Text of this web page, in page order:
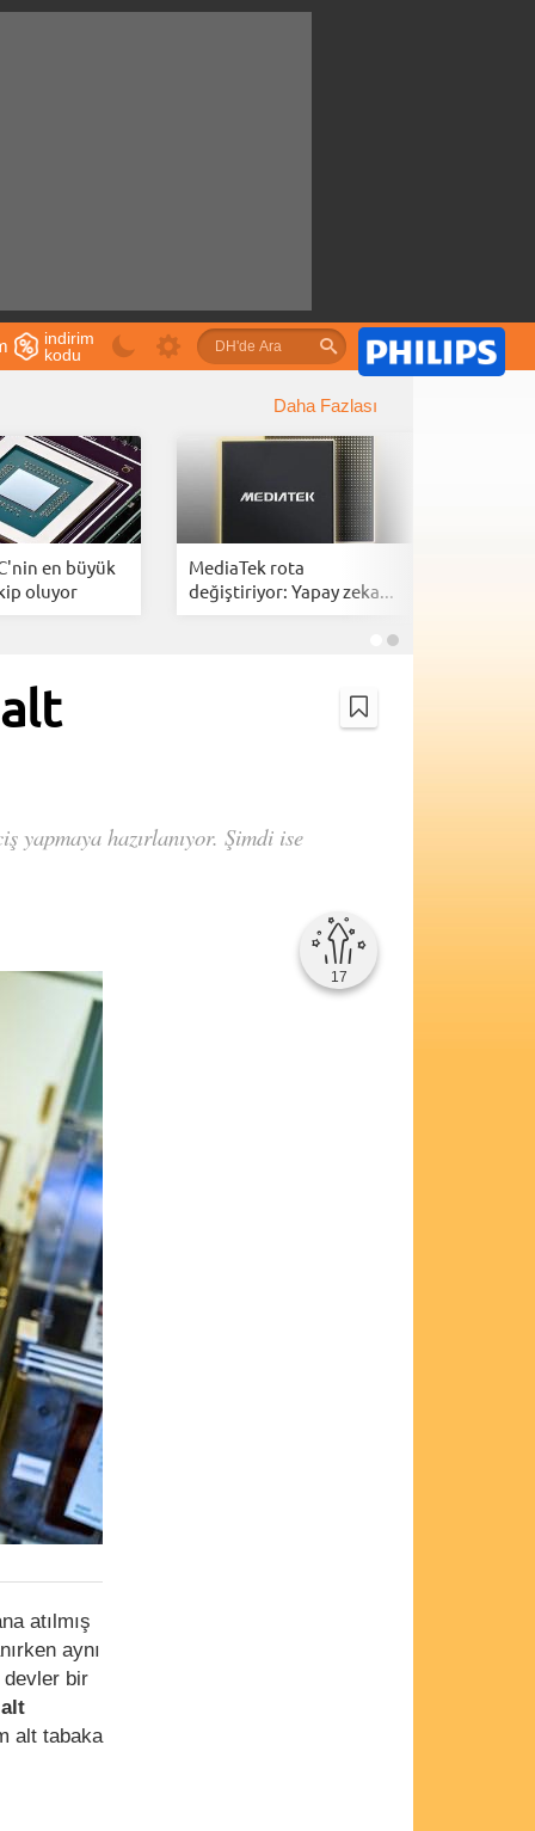
indirim
kodu
Daha Fazlası
en büyük
oluyor
MediaTek rota
değiştiriyor: Yapay zeka...
yapmaya hazırlanıyor. Şimdi ise
17
atılmış
aynı
bir
alt tabaka